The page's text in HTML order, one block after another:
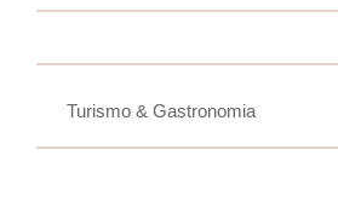
Turismo & Gastronomia